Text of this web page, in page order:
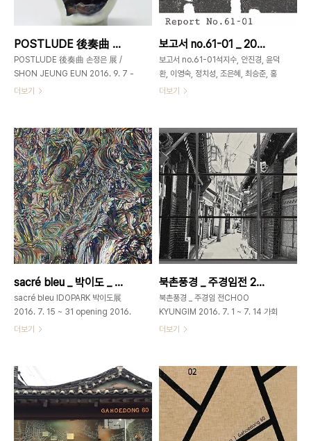
POSTLUDE 後奏曲 _ 손정은展 _ 2016_0907 ▶ 0925
POSTLUDE 後奏曲 손정은 展 /
SHON JEUNG EUN 2016. 9. 7 -
9. 25 Gallery hours 12-7pm
에 연주되는 오르간 독주)); 종말부, 최종
악장 2. (문학 작품 등의) 완결 부분 3.
(일반적으로) 매듭을 짓는 말 후주곡이
란 교회 예배 순서상 예배 마지막 부분에
서 연주되는 즉흥곡을 말하며 바깥 세상
(일상)과 거룩한 공간 사이의 커튼 역할
을 한다. 이 전시의 제목을 후주곡이라
붙인 것은 다음과 같은 이유에서이다. 1.
명명할 수 없는 풍경(Unnamabe
Scenary) 전시 중 3번째 방 “코러스 :
연장선이라는..
더보기
보고서 no.61-01 _ 2016_0817 ▶ 0824
보고서 no.61-01석지수, 안진경, 윤덕
환, 이영숙, 정치성, 조은혜, 최승준, 홍
다정展 2016_0817 ▶ 2016_0824
참여작가석지수, 안진경, 윤덕환, 이영
숙, 정치성, 조은혜, 최승준, 홍다정 가회
동60GAHOEDONG60서울 종로구
북촌로11길 5(가회동 60번지)Tel.
‘학생’이라는 방패는 우리를 실험적이고
도전적이게 만든다. 우리는 예술에 대한
정의보다는 예술을 하는 당위성에 대한
해답이 필요한 위치이며, 각자의 답을 찾
기 위해 연구를 감행해 나갈 수밖에 없
바라본 세상에 대한 일련의 보고서라 할
수..
더보기
sacré bleu _ 박이도 _ 2016_0715▶0731
sacré bleu IDOPARK 박이도展
2016. 7. 15 ~ 31 opening 2016.
7. 15 6pmgallery hours 11am-
GAHOEDONG60www.gahoedong60.com
서울 종로구 북촌로11길 5+82-2-
3673-
0585gahoedong60@gmail.com
IDO PARK _ sacré bleu _
130x162cm _ oil on canvas _
더보기
북촌풍경 _ 주경임전 2016_0701 ▶ 0714
북촌풍경 _ 주경임 전CHOO
KYUNGIM 2016. 7. 1 ~ 7. 14 가회
동60 GAHOEDONG60서울시 종로
작가노트나의 작품은 섬유예술의 현대적
기술력과 정체성 형성의 탐구를 접목시
킨 결과물이다. 나는 내가 창출하는 모든
형상에 한국적 정서를 주입시킨다. 즉 작
품세계에 가장 강력한 기초가 되어주는
것은 한국정서에 솔직 하려는 나의 열정
더보기